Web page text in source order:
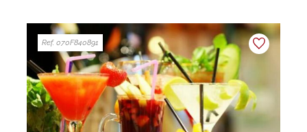
Ref. 070F840891